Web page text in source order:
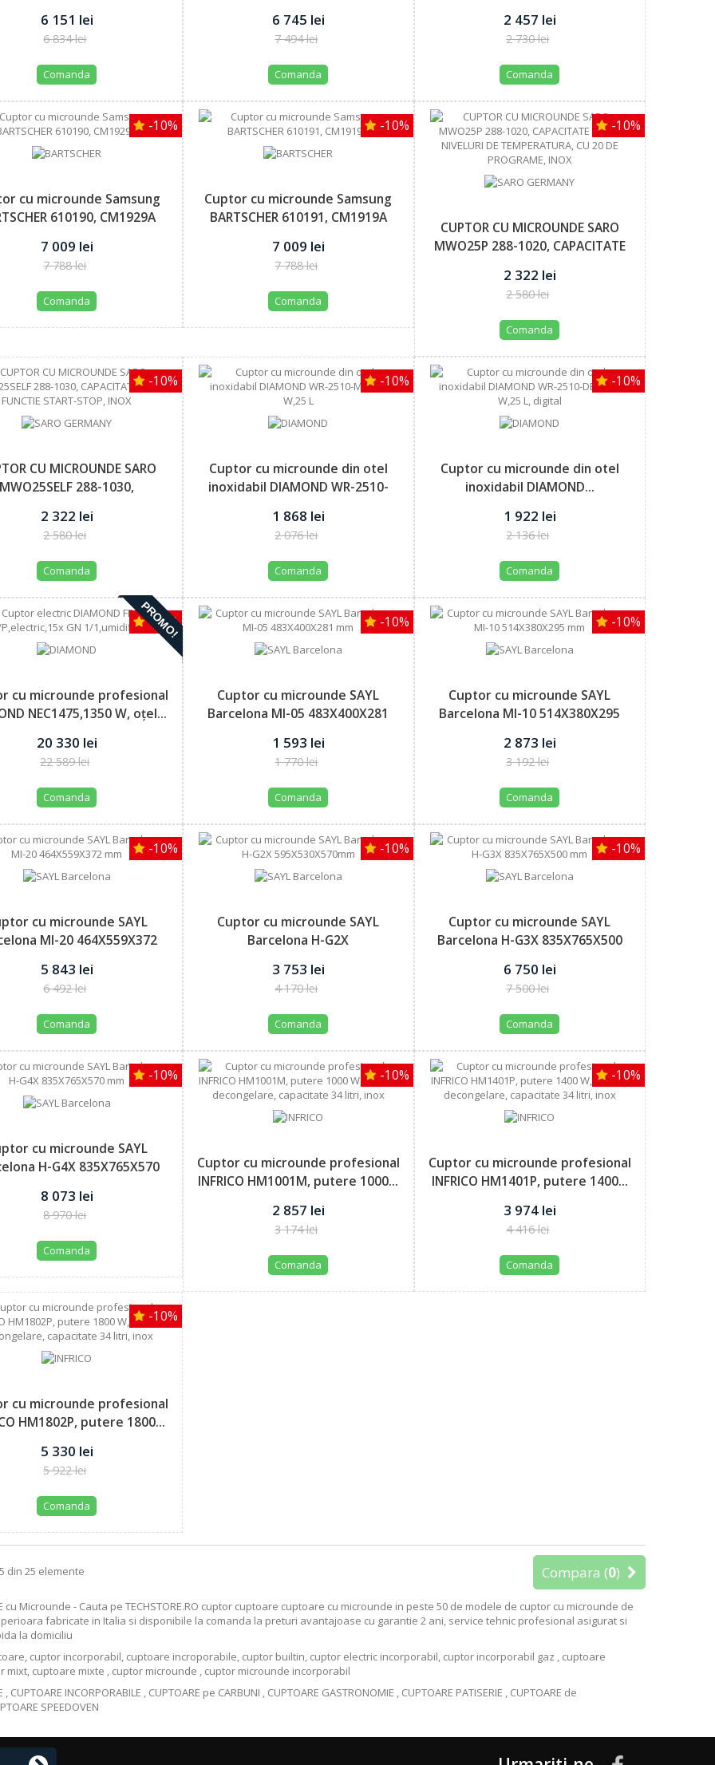
6 151 lei
6 834 lei
Comanda
6 745 lei
7 494 lei
Comanda
2 457 lei
2 730 lei
Comanda
-10%
cu microunde Samsung
610190, CM1929A
7 009 lei
7 788 lei
Comanda
-10%
Cuptor cu microunde Samsung
BARTSCHER 610191, CM1919A
7 009 lei
7 788 lei
Comanda
-10%
CUPTOR CU MICROUNDE SARO
MWO25P 288-1020, CAPACITATE
2 322 lei
2 580 lei
Comanda
-10%
CU MICROUNDE SARO
MWO25SELF 288-1030,
2 322 lei
2 580 lei
Comanda
-10%
Cuptor cu microunde din otel
inoxidabil DIAMOND WR-2510-
1 868 lei
2 076 lei
Comanda
-10%
Cuptor cu microunde din otel
inoxidabil DIAMOND...
1 922 lei
2 136 lei
Comanda
-10%
PROMO!
cu microunde profesional
NEC1475,1350 W, oțel...
20 330 lei
22 589 lei
Comanda
-10%
Cuptor cu microunde SAYL
Barcelona MI-05 483X400X281
1 593 lei
1 770 lei
Comanda
-10%
Cuptor cu microunde SAYL
Barcelona MI-10 514X380X295
2 873 lei
3 192 lei
Comanda
-10%
cu microunde SAYL
MI-20 464X559X372
5 843 lei
6 492 lei
Comanda
-10%
Cuptor cu microunde SAYL
Barcelona H-G2X
3 753 lei
4 170 lei
Comanda
-10%
Cuptor cu microunde SAYL
Barcelona H-G3X 835X765X500
6 750 lei
7 500 lei
Comanda
-10%
cu microunde SAYL
H-G4X 835X765X570
8 073 lei
8 970 lei
Comanda
-10%
Cuptor cu microunde profesional
INFRICO HM1001M, putere 1000...
2 857 lei
3 174 lei
Comanda
-10%
Cuptor cu microunde profesional
INFRICO HM1401P, putere 1400...
3 974 lei
4 416 lei
Comanda
-10%
cu microunde profesional
HM1802P, putere 1800...
5 330 lei
5 922 lei
Comanda
Compara (0)
din 25 elemente
cu Microunde - Cauta pe TECHSTORE.RO cuptor cuptoare cuptoare cu microunde in peste 50 de modele de cuptor cu microunde de
fabricate in Italia si disponibile la comanda la preturi avantajoase cu garantie 2 ani, service tehnic profesional asigurat si
la domiciliu
, cuptor incorporabil, cuptoare incroporabile, cuptor builtin, cuptor electric incorporabil, cuptor incorporabil gaz , cuptoare
mixt, cuptoare mixte , cuptor microunde , cuptor microunde incorporabil
, CUPTOARE INCORPORABILE , CUPTOARE pe CARBUNI , CUPTOARE GASTRONOMIE , CUPTOARE PATISERIE , CUPTOARE de
SPEEDOVEN